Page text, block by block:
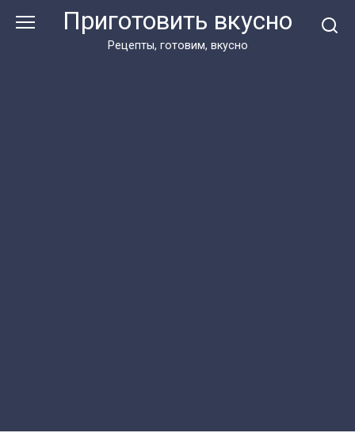
Приготовить вкусно
Рецепты, готовим, вкусно